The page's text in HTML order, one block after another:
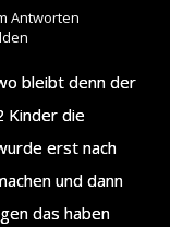
Antworten
bleibt denn der
Kinder die
erst nach
und dann
das haben